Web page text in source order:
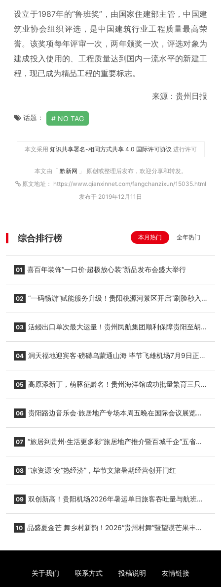
设立于1987年的“鲁班奖”，由国家住建部主管，中国建
筑业协会组织评选，是中国建筑行业工程质量最高荣
誉。该奖项每年评审一次，两年颁奖一次，评选对象为
建成投入使用的、工程质量达到国内一流水平的新建工
程，现已成为精品工程的重要标志。
来源：贵州日报
话题： NO TAG
本文采用 知识共享署名-相同方式共享 4.0 国际许可协议 进行许可
本文由「 黔新网 」 原创或整理后发布，欢迎分享和转发。
原文地址： https://www.qianxinnet.com/fangchanzixun/15035.html
发布于 2019年12月11日
综合排行榜 本月热门 全年热门
01 喜百年装饰“一口价·超极放心装”新品发布会盛大举行
02 “一码畅游”赋能服务升级！贵阳桃源河景区开启“刷脸秒入
03 活鳗出口单次最大运量！贵州民航集团顺利保障贵阳至胡
04 洞天福地迎宾客·磅礴乌蒙通山海 毕节飞雄机场7月9日正式
05 高原添新丁，萌豚征黔名！贵州海洋馆成功批量繁育三只
06 贵阳路边音乐会·旅居地产专场本周五晚在国际会议展览中
07 “旅居到贵州·生活更多彩”旅居地产推介暨百城千企“五省
08 “凉资源”变“热经济”，毕节文旅暑期经营创开门红
09 双创新高！贵阳机场2026年暑运单日旅客吞吐量与航班起
10 品盛夏金芒 舞乡村新韵！2026“贵州村舞”暨望谟芒果丰收
关于我们 联系方式 投稿说明 友情链接